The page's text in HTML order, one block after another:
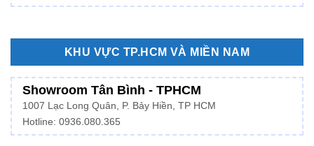
KHU VỰC TP.HCM VÀ MIỀN NAM
Showroom Tân Bình - TPHCM
1007 Lạc Long Quân, P. Bảy Hiền, TP HCM
Hotline: 0936.080.365